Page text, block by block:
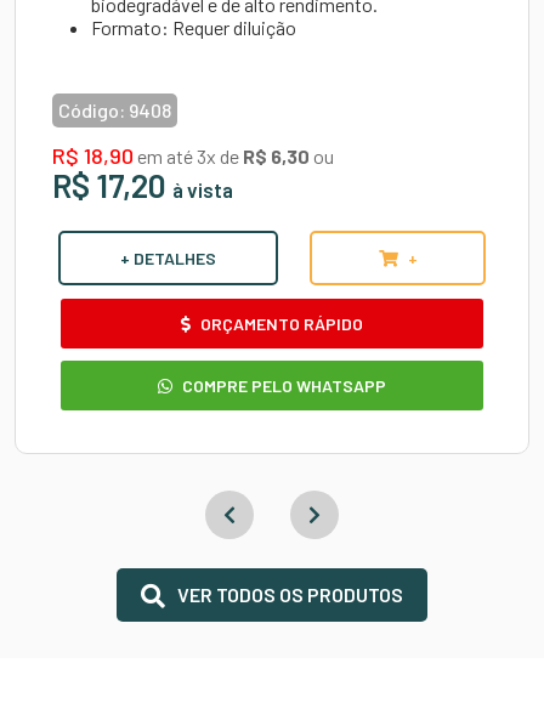
Formato: Requer diluição
Código: 9408
R$ 18,90 em até 3x de R$ 6,30 ou
R$ 17,20 à vista
+ DETALHES +
ORÇAMENTO RÁPIDO
COMPRE PELO WHATSAPP
VER TODOS OS PRODUTOS